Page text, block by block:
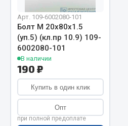
Запчасти на полуприцепы
Амортизаторы для полуприцепов
Весь раздел
Запчасти КамАЗ
Система питания
Арт. 109-6002080-101
Болт М 20х80х1.5
(уп.5) (кл.пр 10.9) 109-
6002080-101
В наличии
190 ₽
Купить в один клик
Опт
при полной предоплате